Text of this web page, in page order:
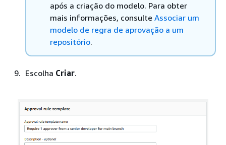
após a criação do modelo. Para obter
mais informações, consulte Associar um
modelo de regra de aprovação a um
repositório.
Escolha Criar.